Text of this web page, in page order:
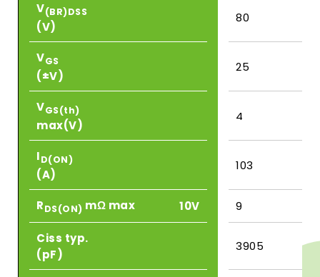
V(BR)DSS
(V)
80
VGS
(±V)
25
VGS(th)
max(V)
4
ID(ON)
(A)
103
RDS(ON) mΩ max 10V 9
Ciss typ.
(pF)
3905